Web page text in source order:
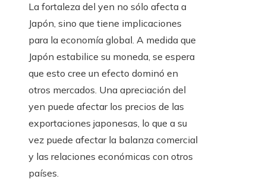
La fortaleza del yen no sólo afecta a
Japón, sino que tiene implicaciones
para la economía global. A medida que
Japón estabilice su moneda, se espera
que esto cree un efecto dominó en
otros mercados. Una apreciación del
yen puede afectar los precios de las
exportaciones japonesas, lo que a su
vez puede afectar la balanza comercial
y las relaciones económicas con otros
países.